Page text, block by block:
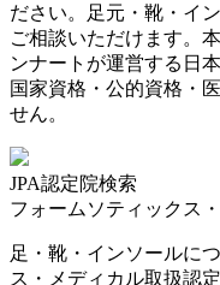
ださい。足元・靴・イ
ご相談いただけます。
ンナートが運営する日
国家資格・公的資格・
せん。
JPA認定院検索
フォームソティックス
足・靴・インソールに
ス・メディカル取扱認